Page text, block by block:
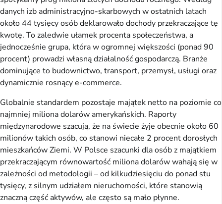
danych izb administracyjno-skarbowych w ostatnich latach
około 44 tysięcy osób deklarowało dochody przekraczające tę
kwotę. To zaledwie ułamek procenta społeczeństwa, a
jednocześnie grupa, która w ogromnej większości (ponad 90
procent) prowadzi własną działalność gospodarczą. Branże
dominujące to budownictwo, transport, przemysł, usługi oraz
dynamicznie rosnący e-commerce.
Globalnie standardem pozostaje majątek netto na poziomie co
najmniej miliona dolarów amerykańskich. Raporty
międzynarodowe szacują, że na świecie żyje obecnie około 60
milionów takich osób, co stanowi niecałe 2 procent dorosłych
mieszkańców Ziemi. W Polsce szacunki dla osób z majątkiem
przekraczającym równowartość miliona dolarów wahają się w
zależności od metodologii – od kilkudziesięciu do ponad stu
tysięcy, z silnym udziałem nieruchomości, które stanowią
znaczną część aktywów, ale często są mało płynne.